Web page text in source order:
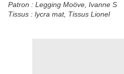
Patron : Legging Moöve, Ivanne S
Tissus : lycra mat, Tissus Lionel